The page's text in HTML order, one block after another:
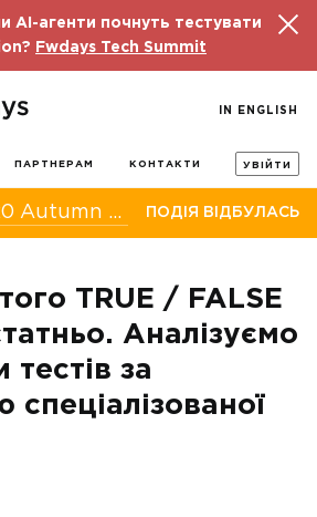
AI-агенти почнуть тестувати
Fwdays Tech Summit
ПАРТНЕРАМ КОНТАКТИ УВІЙТИ
IN ENGLISH
QA fwdays'20 Autumn онлайн-конференція ПОДІЯ ВІДБУЛАСЬ
TRUE / FALSE
Аналізуємо
тестів за